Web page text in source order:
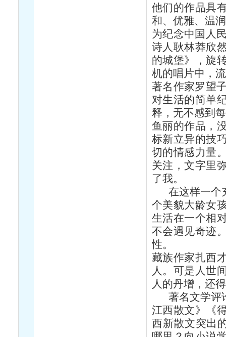
他们的作品具
和、优雅、温
为纪念中国人
诗人耿林莽欣
的城堡》，旋
机的唱片中，
著名作家罗望
对生活的简单
释，无不感到
鱼丽的作品，
标新立异的技
切的情感力量
关注，文字里
了我。
在这样一个
个美貌大龄女
生活在一个相
不会遇见奇迹
性。
藏族作家扎西
人。可是人世
人的丹增，还
著名文学评
江西散文》《
西新散文突出